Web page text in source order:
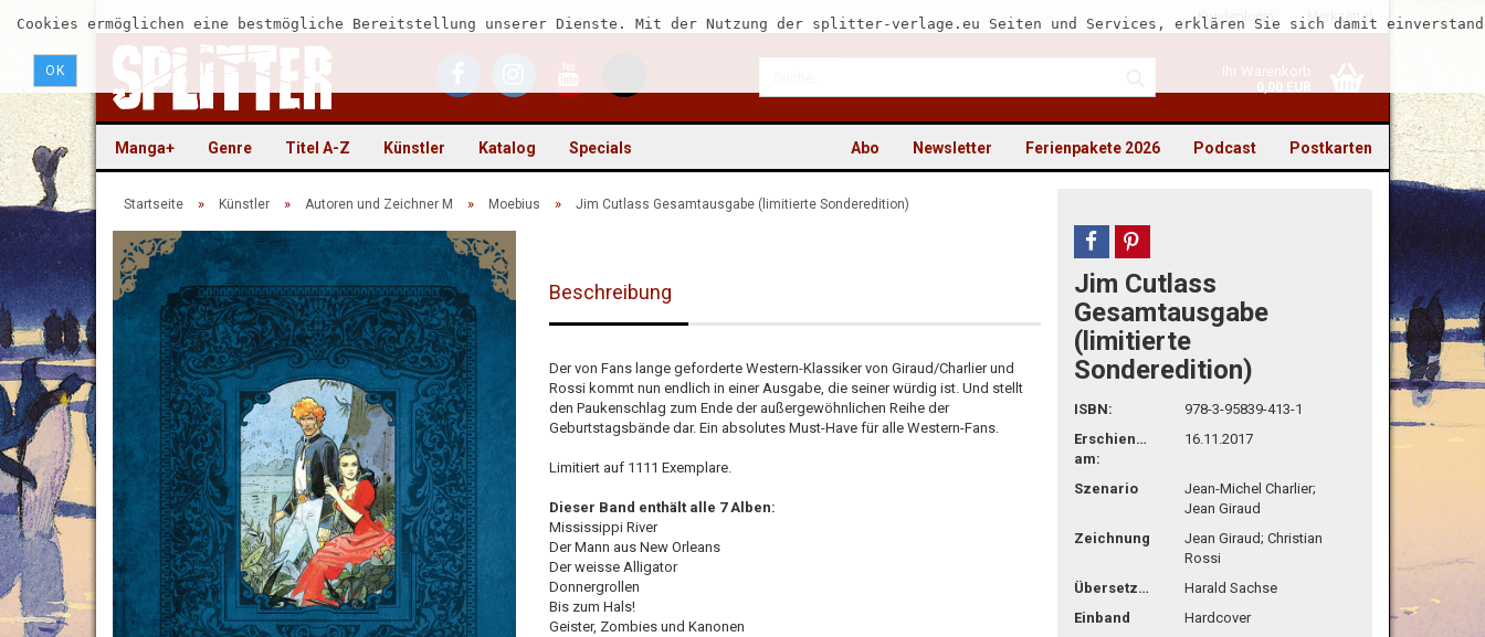
Kundenlogin
Passwort vergessen?
Merkzettel
Ihr Warenkorb
0,00 EUR
Cookies ermöglichen eine bestmögliche Bereitstellung unserer Dienste. Mit der Nutzung der splitter-verlage.eu Seiten und Services, erklären Sie sich damit
OK
Manga+ Genre Titel A-Z Künstler Katalog Specials Postkarten
Podcast
Ferienpakete 2026
Newsletter
Abo
Startseite » Künstler » Autoren und Zeichner M » Moebius » Jim Cutlass Gesamtausgabe (limitierte Sonderedition)
Beschreibung
Der von Fans lange geforderte Western-Klassiker von Giraud/Charlier und
Rossi kommt nun endlich in einer Ausgabe, die seiner würdig ist. Und stellt
den Paukenschlag zum Ende der außergewöhnlichen Reihe der
Geburtstagsbände dar. Ein absolutes Must-Have für alle Western-Fans.
Limitiert auf 1111 Exemplare.
Dieser Band enthält alle 7 Alben:
Mississippi River
Der Mann aus New Orleans
Der weisse Alligator
Donnergrollen
Bis zum Hals!
Geister, Zombies und Kanonen
teilen pin it
Jim Cutlass
Gesamtausgabe
(limitierte
Sonderedition)
ISBN:
978-3-95839-413-1
Erschienen
am:
16.11.2017
Szenario
Jean-Michel Charlier;
Jean Giraud
Zeichnung
Jean Giraud; Christian
Rossi
Übersetzg.
Harald Sachse
Einband
Hardcover